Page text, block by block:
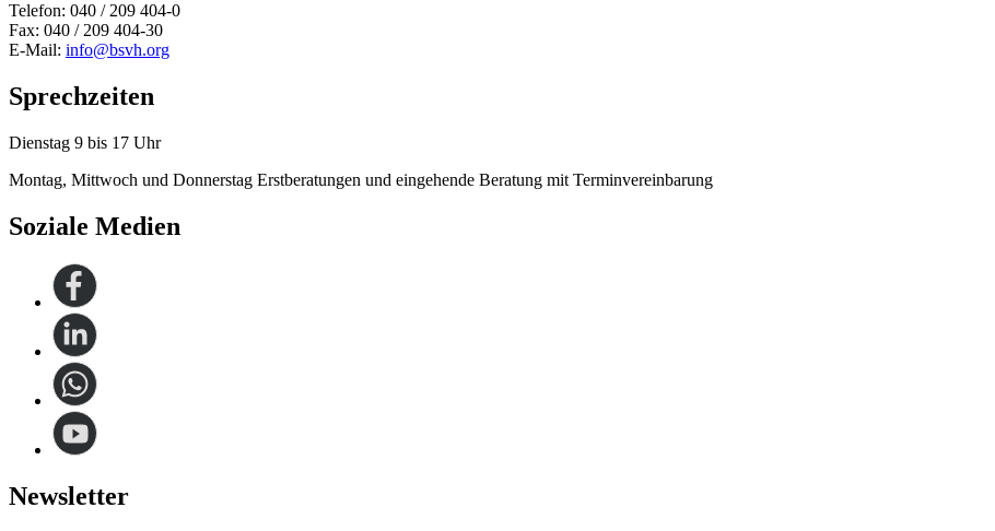
Telefon: 040 / 209 404-0
Fax: 040 / 209 404-30
E-Mail: info@bsvh.org
Sprechzeiten
Dienstag 9 bis 17 Uhr
Montag, Mittwoch und Donnerstag Erstberatungen und eingehende Beratung mit Terminvereinbarung
Soziale Medien
Newsletter